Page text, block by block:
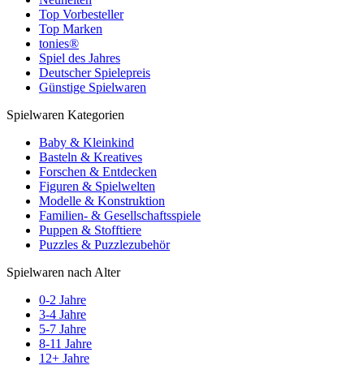
Top Vorbesteller
Top Marken
tonies®
Spiel des Jahres
Deutscher Spielepreis
Günstige Spielwaren
Spielwaren Kategorien
Baby & Kleinkind
Basteln & Kreatives
Forschen & Entdecken
Figuren & Spielwelten
Modelle & Konstruktion
Familien- & Gesellschaftsspiele
Puppen & Stofftiere
Puzzles & Puzzlezubehör
Spielwaren nach Alter
0-2 Jahre
3-4 Jahre
5-7 Jahre
8-11 Jahre
12+ Jahre